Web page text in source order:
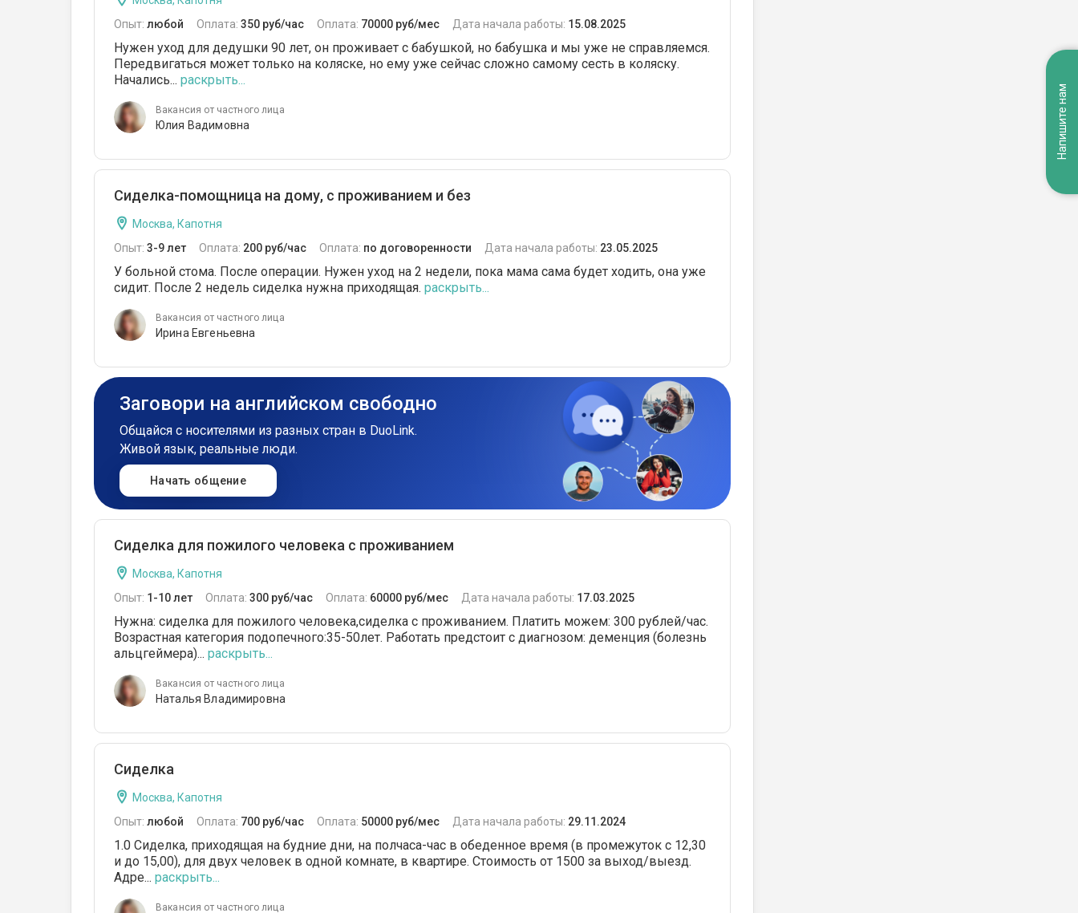
Опыт: любой Оплата: 350 руб/час Оплата: 70000 руб/мес Дата начала работы: 15.08.2025
Нужен уход для дедушки 90 лет, он проживает с бабушкой, но бабушка и мы уже не справляемся.
Передвигаться может только на коляске, но ему уже сейчас сложно самому сесть в коляску.
Начались... раскрыть...
Вакансия от частного лица
Юлия Вадимовна
Сиделка-помощница на дому, с проживанием и без
Москва, Капотня
Опыт: 3-9 лет Оплата: 200 руб/час Оплата: по договоренности Дата начала работы: 23.05.2025
У больной стома. После операции. Нужен уход на 2 недели, пока мама сама будет ходить, она уже
сидит. После 2 недель сиделка нужна приходящая. раскрыть...
Вакансия от частного лица
Ирина Евгеньевна
Заговори на английском свободно
Общайся с носителями из разных стран в DuoLink.
Живой язык, реальные люди.
Начать общение
Сиделка для пожилого человека с проживанием
Москва, Капотня
Опыт: 1-10 лет Оплата: 300 руб/час Оплата: 60000 руб/мес Дата начала работы: 17.03.2025
Нужна: сиделка для пожилого человека,сиделка с проживанием. Платить можем: 300 рублей/час.
Возрастная категория подопечного:35-50лет. Работать предстоит с диагнозом: деменция (болезнь
альцгеймера)... раскрыть...
Вакансия от частного лица
Наталья Владимировна
Сиделка
Москва, Капотня
Опыт: любой Оплата: 700 руб/час Оплата: 50000 руб/мес Дата начала работы: 29.11.2024
1.0 Сиделка, приходящая на будние дни, на полчаса-час в обеденное время (в промежуток с 12,30
и до 15,00), для двух человек в одной комнате, в квартире. Стоимость от 1500 за выход/выезд.
Адре... раскрыть...
Вакансия от частного лица
Напишите нам